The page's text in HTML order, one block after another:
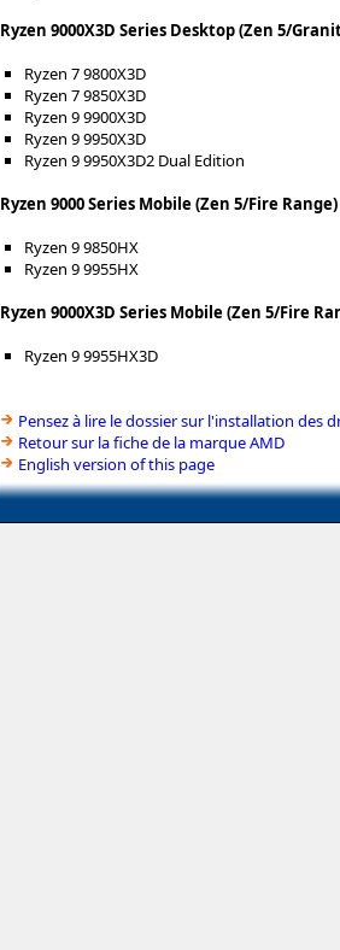
Ryzen 9000X3D Series Desktop (Zen 5/
Ryzen 7 9800X3D
Ryzen 7 9850X3D
Ryzen 9 9900X3D
Ryzen 9 9950X3D
Ryzen 9 9950X3D2 Dual Edition
Ryzen 9000 Series Mobile (Zen 5/Fire Range)
Ryzen 9 9850HX
Ryzen 9 9955HX
Ryzen 9000X3D Series Mobile (Zen 5/Fire
Ryzen 9 9955HX3D
Pensez à lire le dossier sur l'installation des
Retour sur la fiche de la marque AMD
English version of this page